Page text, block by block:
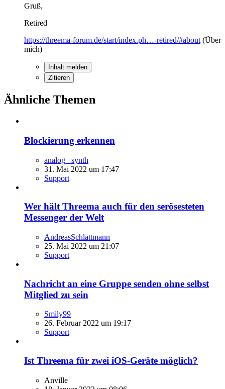
Gruß,
Retired
https://threema-forum.de/start/index.ph…-retired/#about (Über
mich)
Inhalt melden
Zitieren
Ähnliche Themen
Blockierung erkennen
analog_ synth
31. Mai 2022 um 17:47
Support
Wer hält Threema auch für den serösesteten
Messenger der Welt
AndreasSchlattmann
25. Mai 2022 um 21:07
Support
Nachricht an eine Gruppe senden ohne selbst
Mitglied zu sein
Smily99
26. Februar 2022 um 19:17
Support
Ist Threema für zwei iOS-Geräte möglich?
Anville